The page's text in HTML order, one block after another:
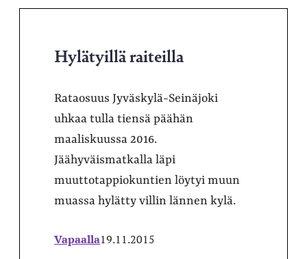
Hylätyillä raiteilla
Rataosuus Jyväskylä-Seinäjoki
uhkaa tulla tiensä päähän
maaliskuussa 2016.
Jäähyväismatkalla läpi
muuttotappiokuntien löytyi muun
muassa hylätty villin lännen kylä.
Vapaalla19.11.2015